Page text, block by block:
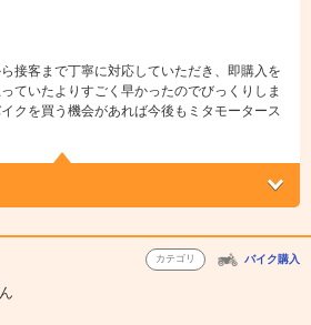
接客まで丁寧に対応していただき、即購入を
ていたよりすごく早かったのでびっくりしま
クを買う機会があれば今後もミタモータース
カテゴリ バイク購入